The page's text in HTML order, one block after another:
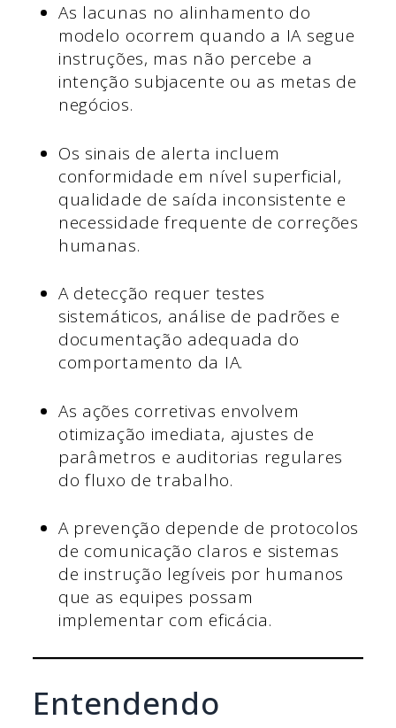
As lacunas no alinhamento do
modelo ocorrem quando a IA segue
instruções, mas não percebe a
intenção subjacente ou as metas de
negócios.
Os sinais de alerta incluem
conformidade em nível superficial,
qualidade de saída inconsistente e
necessidade frequente de correções
humanas.
A detecção requer testes
sistemáticos, análise de padrões e
documentação adequada do
comportamento da IA.
As ações corretivas envolvem
otimização imediata, ajustes de
parâmetros e auditorias regulares
do fluxo de trabalho.
A prevenção depende de protocolos
de comunicação claros e sistemas
de instrução legíveis por humanos
que as equipes possam
implementar com eficácia.
Entendendo